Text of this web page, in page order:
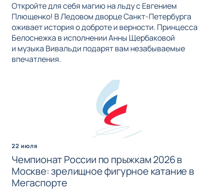
Откройте для себя магию на льду с Евгением
Плющенко! В Ледовом дворце Санкт-Петербурга
оживает история о доброте и верности. Принцесса
Белоснежка в исполнении Анны Щербаковой
и музыка Вивальди подарят вам незабываемые
впечатления.
22 июля
Чемпионат России по прыжкам 2026 в
Москве: зрелищное фигурное катание в
Мегаспорте